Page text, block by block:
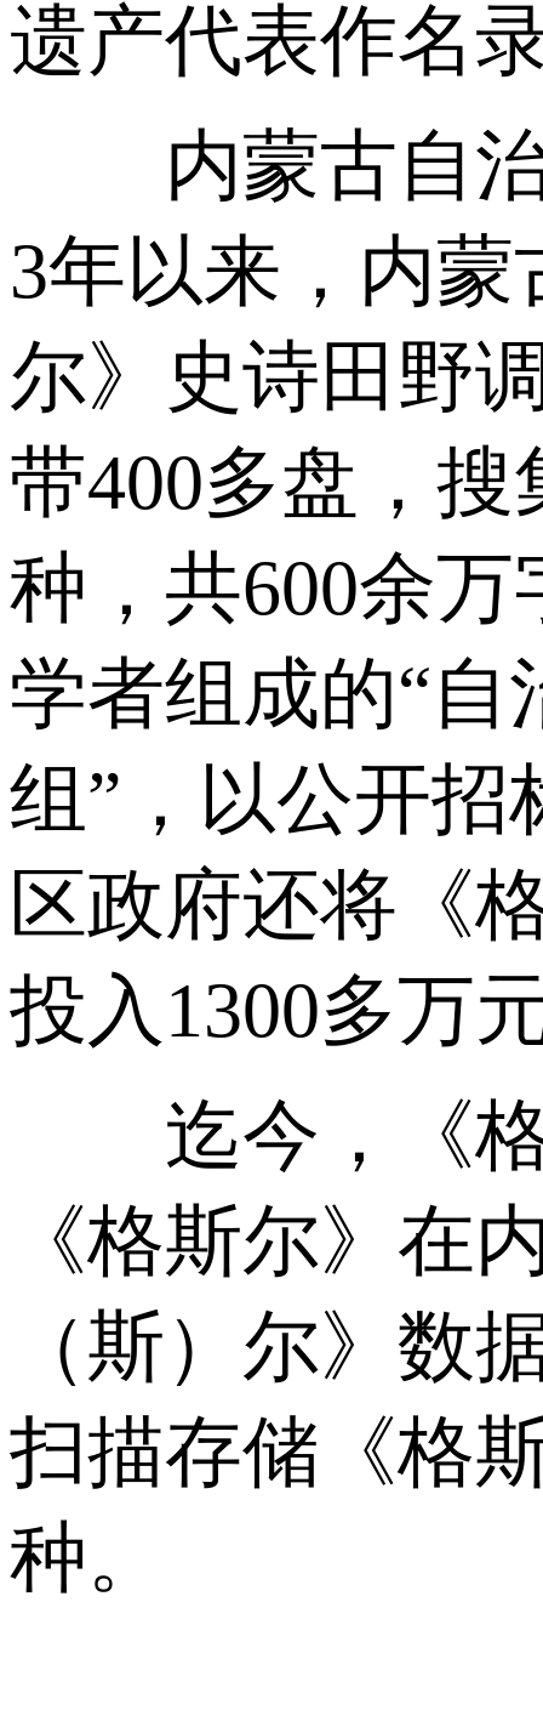
遗产代表作名
内蒙古自治
3年以来，内
尔》史诗田野
带400多盘，
种，共600余
学者组成的“
组”，以公开招
区政府还将《
投入1300多万
迄今，《格
《格斯尔》在
（斯）尔》数
扫描存储《格
种。